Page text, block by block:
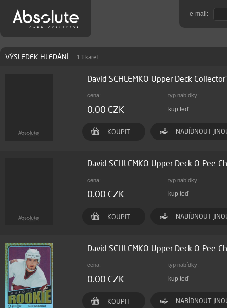
e-mail:
VÝSLEDEK HLEDÁNÍ 13 karet
David SCHLEMKO Upper Deck
cena: typ nabídky:
0.00 CZK kup teď
KOUPIT NABÍDNOUT
David SCHLEMKO Upper Deck O-
cena: typ nabídky:
0.00 CZK kup teď
KOUPIT NABÍDNOUT
David SCHLEMKO Upper Deck O-
cena: typ nabídky:
0.00 CZK kup teď
KOUPIT NABÍDNOUT